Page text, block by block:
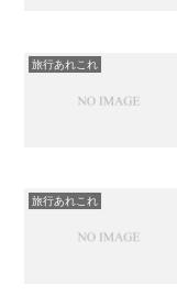
旅行あれこれ
旅行あれこれ